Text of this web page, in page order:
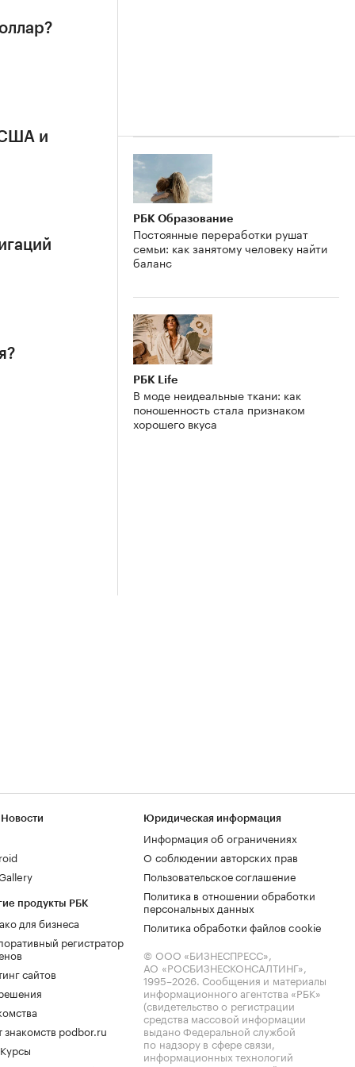
США и
РБК Образование
Постоянные переработки рушат
семьи: как занятому человеку найти
баланс
РБК Life
В моде неидеальные ткани: как
поношенность стала признаком
хорошего вкуса
продукты РБК
для бизнеса
регистратор
сайтов
знакомств podbor.ru
Юридическая информация
Информация об ограничениях
О соблюдении авторских прав
Пользовательское соглашение
Политика в отношении обработки
персональных данных
Политика обработки файлов cookie
© ООО «БИЗНЕСПРЕСС»,
АО «РОСБИЗНЕСКОНСАЛТИНГ»,
1995–2026. Сообщения и материалы
информационного агентства «РБК»
(свидетельство о регистрации
средства массовой информации
выдано Федеральной службой
по надзору в сфере связи,
информационных технологий